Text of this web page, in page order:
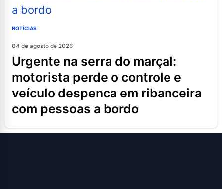
NOTÍCIAS
04 de agosto de 2026
urgente na serra do marçal:
motorista perde o controle e
veículo despenca em ribanceira
com pessoas a bordo